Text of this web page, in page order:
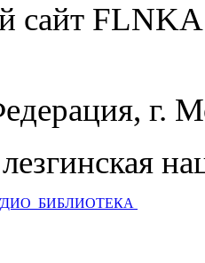
сайт
г.
БИБЛИОТЕКА